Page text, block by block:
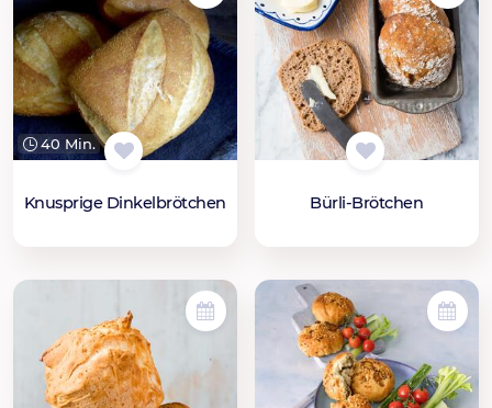
40 Min.
Knusprige Dinkelbrötchen Bürli-Brötchen